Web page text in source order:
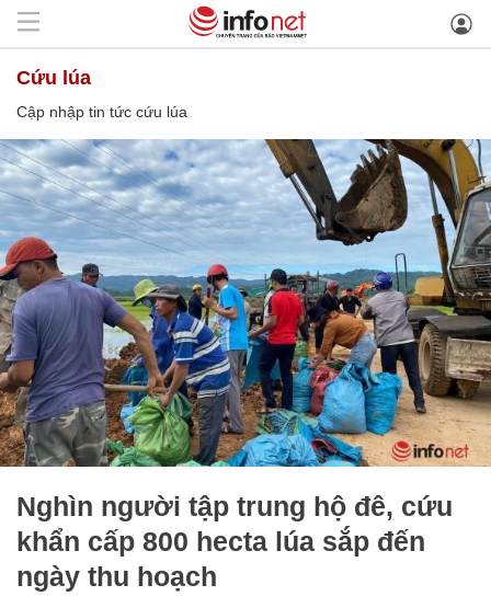
cứu lúa
Cập nhập tin tức cứu lúa
Nghìn người tập trung hộ đê, cứu
khẩn cấp 800 hecta lúa sắp đến
ngày thu hoạch